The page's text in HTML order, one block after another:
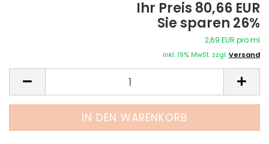
Ihr Preis 80,66 EUR
Sie sparen 26%
2,69 EUR pro ml
inkl. 19% MwSt. zzgl.Versand